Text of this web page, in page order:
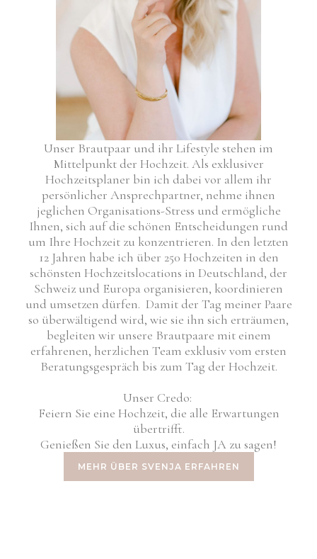
Unser Brautpaar und ihr Lifestyle stehen im
Mittelpunkt der Hochzeit. Als exklusiver
Hochzeitsplaner bin ich dabei vor allem ihr
persönlicher Ansprechpartner, nehme ihnen
jeglichen Organisations-Stress und ermögliche
Ihnen, sich auf die schönen Entscheidungen rund
um Ihre Hochzeit zu konzentrieren. In den letzten
12 Jahren habe ich über 250 Hochzeiten in den
schönsten Hochzeitslocations in Deutschland, der
Schweiz und Europa organisieren, koordinieren
und umsetzen dürfen. Damit der Tag meiner Paare
so überwältigend wird, wie sie ihn sich erträumen,
begleiten wir unsere Brautpaare mit einem
erfahrenen, herzlichen Team exklusiv vom ersten
Beratungsgespräch bis zum Tag der Hochzeit.
Unser Credo:
Feiern Sie eine Hochzeit, die alle Erwartungen
übertrifft.
Genießen Sie den Luxus, einfach JA zu sagen!
MEHR ÜBER SVENJA ERFAHREN